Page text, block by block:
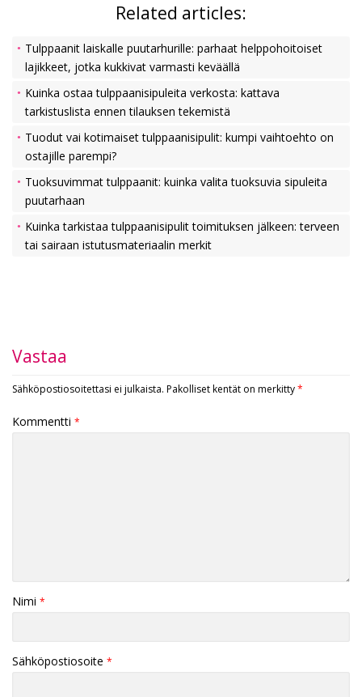
Related articles:
Tulppaanit laiskalle puutarhurille: parhaat helppohoitoiset
lajikkeet, jotka kukkivat varmasti keväällä
Kuinka ostaa tulppaanisipuleita verkosta: kattava
tarkistuslista ennen tilauksen tekemistä
Tuodut vai kotimaiset tulppaanisipulit: kumpi vaihtoehto on
ostajille parempi?
Tuoksuvimmat tulppaanit: kuinka valita tuoksuvia sipuleita
puutarhaan
Kuinka tarkistaa tulppaanisipulit toimituksen jälkeen: terveen
tai sairaan istutusmateriaalin merkit
Vastaa
Sähköpostiosoitettasi ei julkaista. Pakolliset kentät on merkitty*
Kommentti *
Nimi *
Sähköpostiosoite *